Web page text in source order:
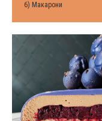
6) Макарони